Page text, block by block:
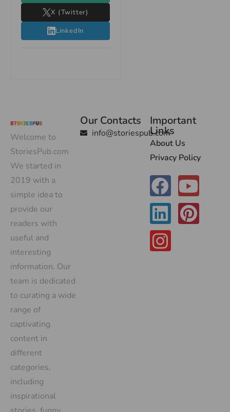
X (Twitter)
LinkedIn
Welcome to
StoriesPub.com
We started in
2019 with a
simple idea to
provide our
readers with
useful and
interesting
information. Our
team is dedicated
to curating a wide
range of
captivating
content in
different
categories,
including
inspirational
Our Contacts
info@storiespub.com
Important
Links
About Us
Privacy Policy